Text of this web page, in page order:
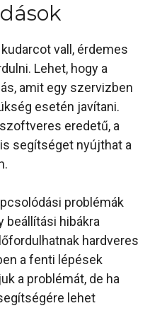
vall, érdemes
Lehet, hogy a
amit egy szervizben
esetén javítani.
eredetű, a
segítséget nyújthat a
problémák
beállítási hibákra
hardveres
a fenti lépések
a problémát, de ha
lehet